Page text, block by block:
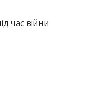
час війни